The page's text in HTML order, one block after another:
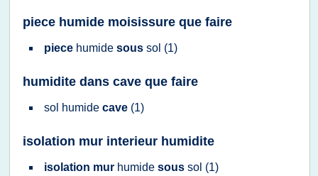
piece humide moisissure que faire
piece humide sous sol (1)
humidite dans cave que faire
sol humide cave (1)
isolation mur interieur humidite
isolation mur humide sous sol (1)